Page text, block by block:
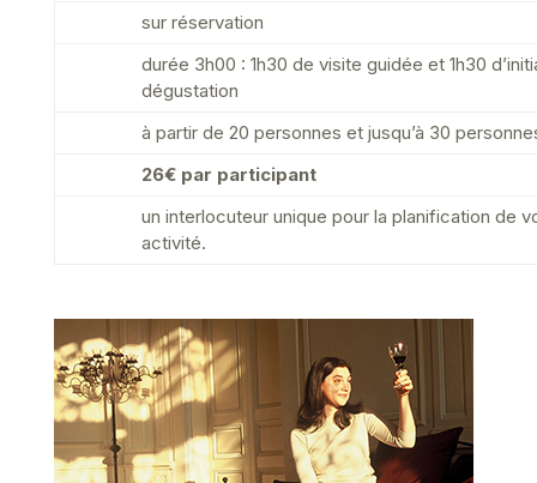
sur réservation
durée 3h00 : 1h30 de visite guidée et 1h30
dégustation
à partir de 20 personnes et jusqu’à 30
26€ par participant
un interlocuteur unique pour la planification de
activité.